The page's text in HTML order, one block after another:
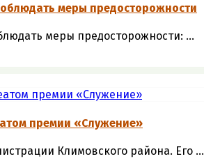
меры предосторожности
меры предосторожности: ...
премии «Служение»
Климовского района. Его ...